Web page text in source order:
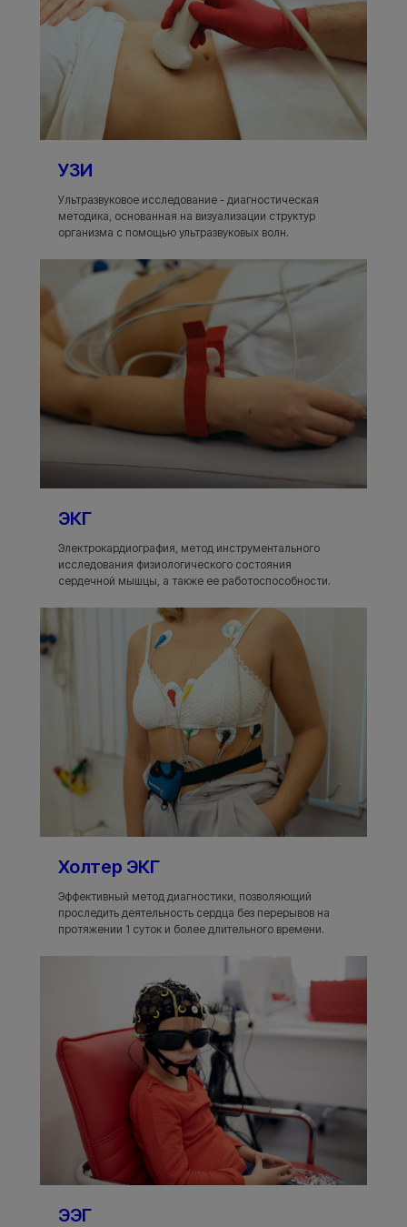
УЗИ
Ультразвуковое исследование - диагностическая
методика, основанная на визуализации структур
организма с помощью ультразвуковых волн.
ЭКГ
Электрокардиография, метод инструментального
исследования физиологического состояния
сердечной мышцы, а также ее работоспособности.
Холтер ЭКГ
Эффективный метод диагностики, позволяющий
проследить деятельность сердца без перерывов на
протяжении 1 суток и более длительного времени.
ЭЭГ